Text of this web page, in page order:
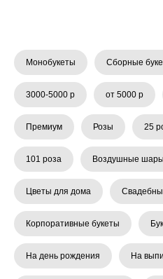
Монобукеты Сборные
3000-5000 р от 5000 р
Премиум Розы 25
101 роза Воздушные шары
Цветы для дома
Корпоративные букеты
На день рождения На